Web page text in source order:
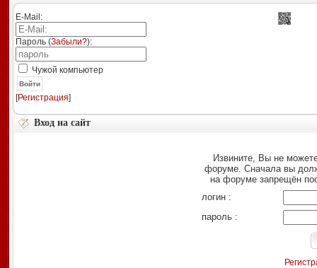
E-Mail:
Пароль (Забыли?):
Чужой компьютер
Войти
[Регистрация]
Вход на сайт
Извините, Вы не
форуме. Сначала вы
на форуме запрещён
логин :
пароль :